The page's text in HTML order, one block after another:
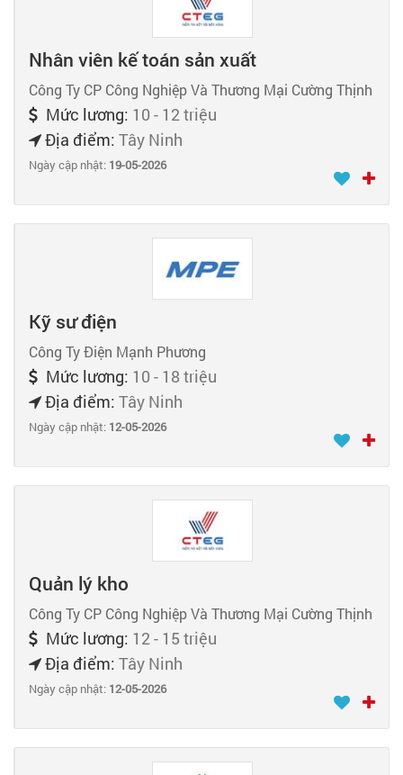
Nhân viên kế toán sản xuất
Công Ty CP Công Nghiệp Và Thương Mại Cường Thịnh
Mức lương: 10 - 12 triệu
Địa điểm: Tây Ninh
Ngày cập nhật: 19-05-2026
Kỹ sư điện
Công Ty Điện Mạnh Phương
Mức lương: 10 - 18 triệu
Địa điểm: Tây Ninh
Ngày cập nhật: 12-05-2026
Quản lý kho
Công Ty CP Công Nghiệp Và Thương Mại Cường Thịnh
Mức lương: 12 - 15 triệu
Địa điểm: Tây Ninh
Ngày cập nhật: 12-05-2026